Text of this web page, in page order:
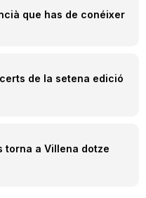
que has de conéixer
de la setena edició
torna a Villena dotze